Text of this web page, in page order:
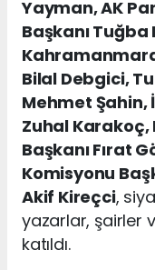
Yayman, AK
Başkanı Tuğba
Bilal Debgici,
Mehmet
Zuhal Karakoç,
Başkanı Fırat
Komisyonu
Akif Kireçci,
yazarlar, şairler
katıldı.